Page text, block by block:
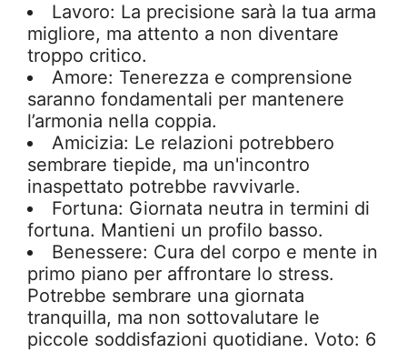
Lavoro: La precisione sarà la tua arma
migliore, ma attento a non diventare
troppo critico.
Amore: Tenerezza e comprensione
saranno fondamentali per mantenere
l’armonia nella coppia.
Amicizia: Le relazioni potrebbero
sembrare tiepide, ma un'incontro
inaspettato potrebbe ravvivarle.
Fortuna: Giornata neutra in termini di
fortuna. Mantieni un profilo basso.
Benessere: Cura del corpo e mente in
primo piano per affrontare lo stress.
Potrebbe sembrare una giornata
tranquilla, ma non sottovalutare le
piccole soddisfazioni quotidiane. Voto: 6